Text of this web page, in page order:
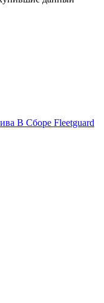
В Сборе Fleetguard